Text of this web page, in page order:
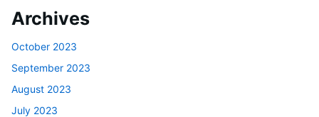
Archives
October 2023
September 2023
August 2023
July 2023